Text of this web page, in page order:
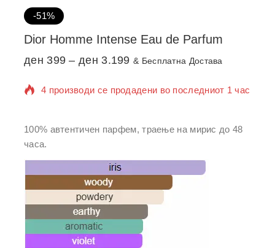
-51%
Dior Homme Intense Eau de Parfum
ден 399 – ден 3.199 & Бесплатна Достава
100% автентичен парфем, траење на мирис до 48
часа.